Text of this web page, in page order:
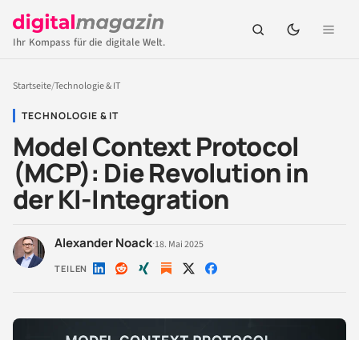
Ihr Kompass für die digitale Welt.
Startseite/Technologie & IT
TECHNOLOGIE & IT
Model Context Protocol
(MCP): Die Revolution in
der KI-Integration
Alexander Noack·18. Mai 2025
TEILEN Auf Auf Auf Auf Auf